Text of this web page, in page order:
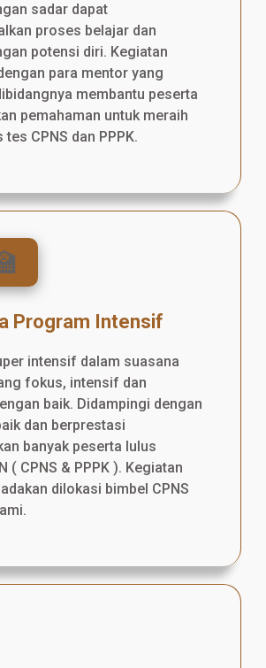
sadar dapat
proses belajar dan
potensi diri. Kegiatan
para mentor yang
membantu peserta
pemahaman untuk meraih
CPNS dan PPPK.
Program Intensif
intensif dalam suasana
fokus, intensif dan
baik. Didampingi dengan
dan berprestasi
banyak peserta lulus
( CPNS & PPPK ). Kegiatan
dilokasi bimbel CPNS